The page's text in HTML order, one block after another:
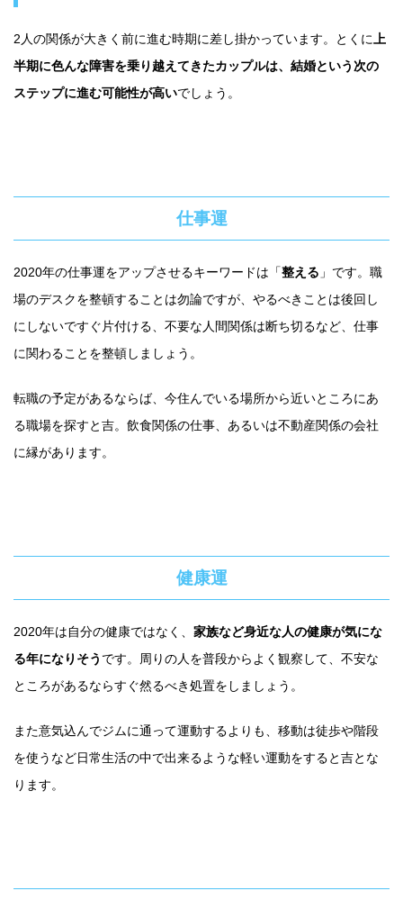
2人の関係が大きく前に進む時期に差し掛かっています。とくに
上
半期に色んな障害を乗り越えてきたカップルは、結婚という次の
ステップに進む可能性が高いでしょう。
仕事運
2020年の仕事運をアップさせるキーワードは「整える 」です。職
場のデスクを整頓することは勿論ですが、やるべきことは後回し
にしないですぐ片付ける、不要な人間関係は断ち切るなど、仕事
に関わることを整頓しましょう。
転職の予定があるならば、今住んでいる場所から近いところにあ
る職場を探すと吉。飲食関係の仕事、あるいは不動産関係の会社
に縁があります。
健康運
2020年は自分の健康ではなく、 家族など身近な人の健康が気にな
る年になりそう です。周りの人を普段からよく観察して、不安な
ところがあるならすぐ然るべき処置をしましょう。
また意気込んでジムに通って運動するよりも、移動は徒歩や階段
を使うなど日常生活の中で出来るような軽い運動をすると吉とな
ります。